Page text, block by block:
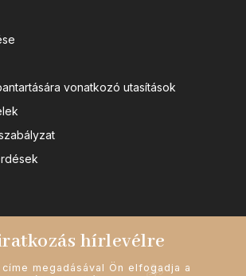
vonatkozó utasítások
hírlevélre
megadásával Ön elfogadja a